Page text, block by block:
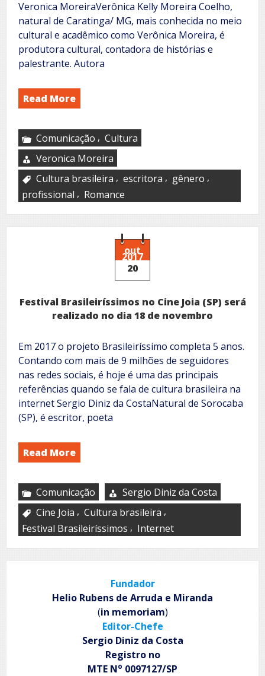
Veronica MoreiraVerônica Kelly Moreira Coelho,
natural de Caratinga/ MG, mais conhecida no meio
cultural e acadêmico como Verônica Moreira, é
produtora cultural, contadora de histórias e
palestrante. Autora
Read More
Comunicação , Cultura
Veronica Moreira
Cultura brasileira , escritora , gênero ,
profissional , Romance
out
2017
20
Festival Brasileiríssimos no Cine Joia (SP) será
realizado no dia 18 de novembro
Em 2017 o projeto Brasileiríssimo completa 5 anos.
Contando com mais de 9 milhões de seguidores
nas redes sociais, é hoje é uma das principais
referências quando se fala de cultura brasileira na
internet Sergio Diniz da CostaNatural de Sorocaba
(SP), é escritor, poeta
Read More
Comunicação
Sergio Diniz da Costa
Cine Joia , Cultura brasileira ,
Festival Brasileiríssimos , Internet
Fundador
Helio Rubens de Arruda e Miranda
(in memoriam)
Editor-Chefe
Sergio Diniz da Costa
Registro no
MTE No 0097127/SP